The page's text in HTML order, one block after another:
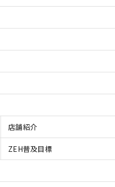
店舗紹介
ZEH普及目標